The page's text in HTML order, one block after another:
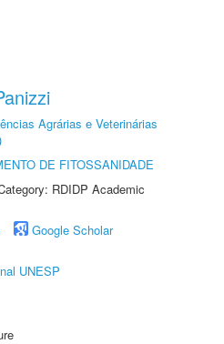
Agrárias e Veterinárias
DE FITOSSANIDADE
RDIDP Academic
Google Scholar
UNESP